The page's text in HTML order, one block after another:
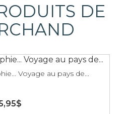
DE
Voyage au pays de...